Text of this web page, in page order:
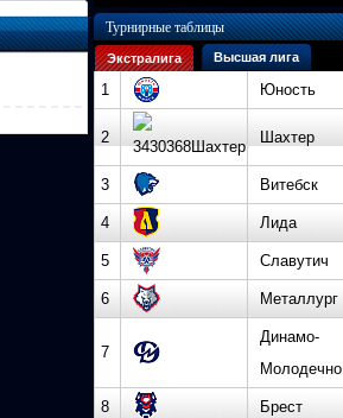
Турнирные таблицы
Экстралига Высшая лига
1 Юность
2 Шахтер
3 Витебск
4 Лида
5 Славутич
6 Металлург
7
Динамо-
Молодечно
8 Брест